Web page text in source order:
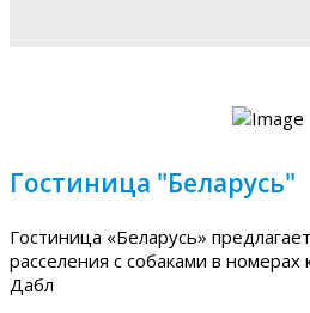
Гостиница "Беларусь"
Гостиница «Беларусь»
расселения с собаками в номерах
Дабл